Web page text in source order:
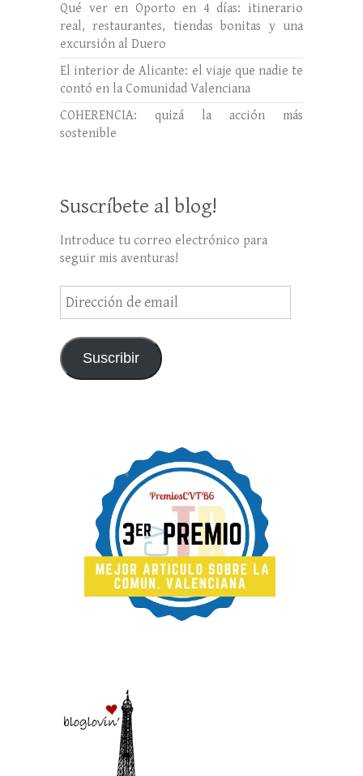
Qué ver en Oporto en 4 días: itinerario
real, restaurantes, tiendas bonitas y una
excursión al Duero
El interior de Alicante: el viaje que nadie te
contó en la Comunidad Valenciana
COHERENCIA: quizá la acción más
sostenible
Suscríbete al blog!
Introduce tu correo electrónico para
seguir mis aventuras!
Dirección
de
Suscribir